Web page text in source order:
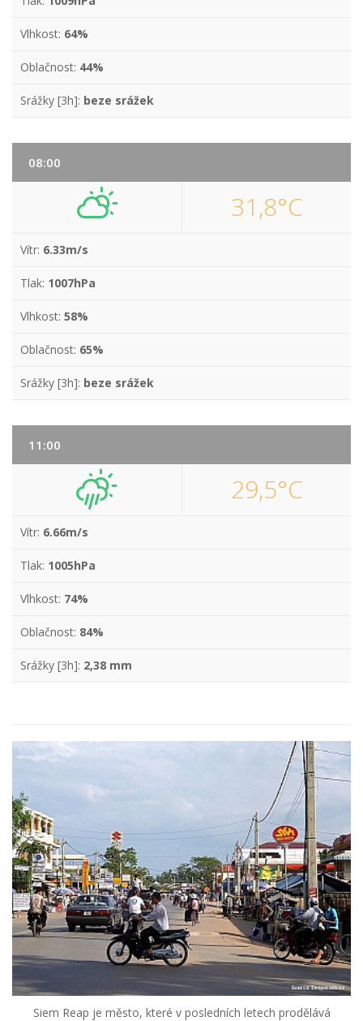
Vlhkost: 64%
Oblačnost: 44%
Srážky [3h]: beze srážek
08:00
31,8°C
Vítr: 6.33m/s
Tlak: 1007hPa
Vlhkost: 58%
Oblačnost: 65%
Srážky [3h]: beze srážek
11:00
29,5°C
Vítr: 6.66m/s
Tlak: 1005hPa
Vlhkost: 74%
Oblačnost: 84%
Srážky [3h]: 2,38 mm
Siem Reap je město, které v posledních letech prodělává